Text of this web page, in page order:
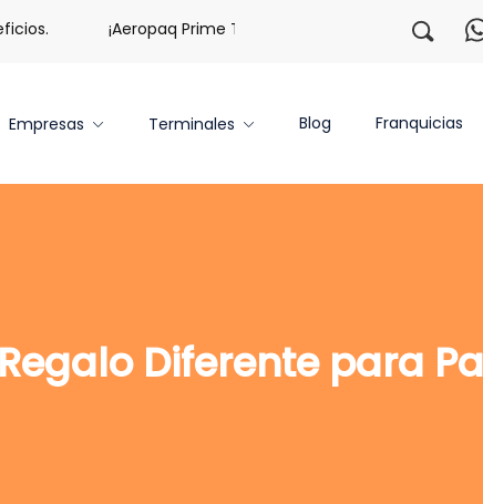
¡Aeropaq Prime TE DA MÁS! ¡Regístrate con
Empresas Terminales Blog Franquicias
Diferente para